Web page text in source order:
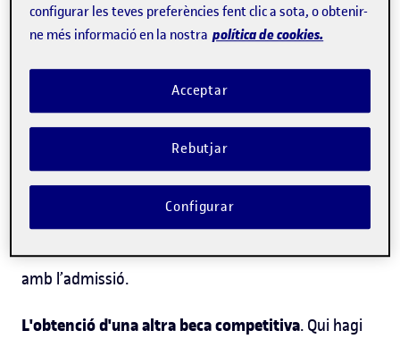
que s’indiquen al programa de doctorat escollit.
detallada sobre el procés d’admissió a l’apartat
deTràmits> Per a fer un doctoratdins del campus
Mitjançant un formulari hauràs d’informar si vols
i adjuntar tota
documentació
amb l’admissió.
L'obtenció d'una altra beca competitiva. Qui hagi
configurar les teves preferències fent clic a sota, o obtenir-
ne més informació en la nostra política de cookies.
Rebutjar
Acceptar
Configurar